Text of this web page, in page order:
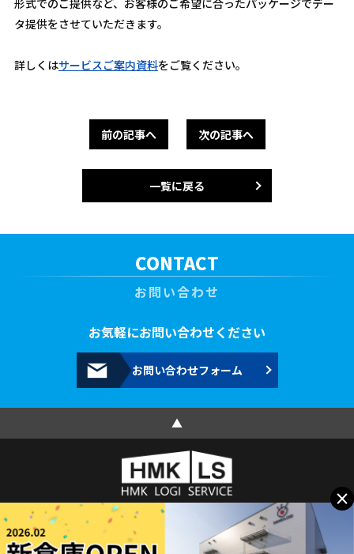
×
タ提供をさせていただきます。
詳しくはサービスご案内資料をご覧ください。
前の記事へ 次の記事へ
一覧に戻る
CONTACT
お問い合わせ
お気軽にお問い合わせください
お問い合わせフォーム
▲